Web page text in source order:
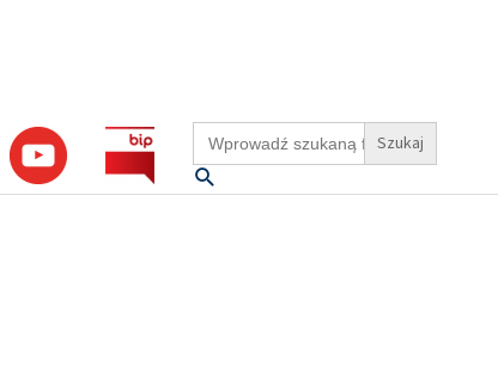
Search
for:
Szukaj